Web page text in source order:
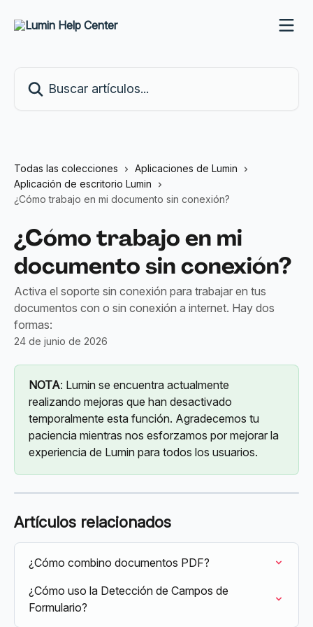
Todas las colecciones
Aplicaciones de Lumin
Aplicación de escritorio Lumin
¿Cómo trabajo en mi documento sin conexión?
¿Cómo trabajo en mi
documento sin conexión?
Activa el soporte sin conexión para trabajar en tus
documentos con o sin conexión a internet. Hay dos
formas:
24 de junio de 2026
NOTA: Lumin se encuentra actualmente
realizando mejoras que han desactivado
temporalmente esta función. Agradecemos tu
paciencia mientras nos esforzamos por mejorar la
experiencia de Lumin para todos los usuarios.
Artículos relacionados
¿Cómo combino documentos PDF?
¿Cómo uso la Detección de Campos de
Formulario?